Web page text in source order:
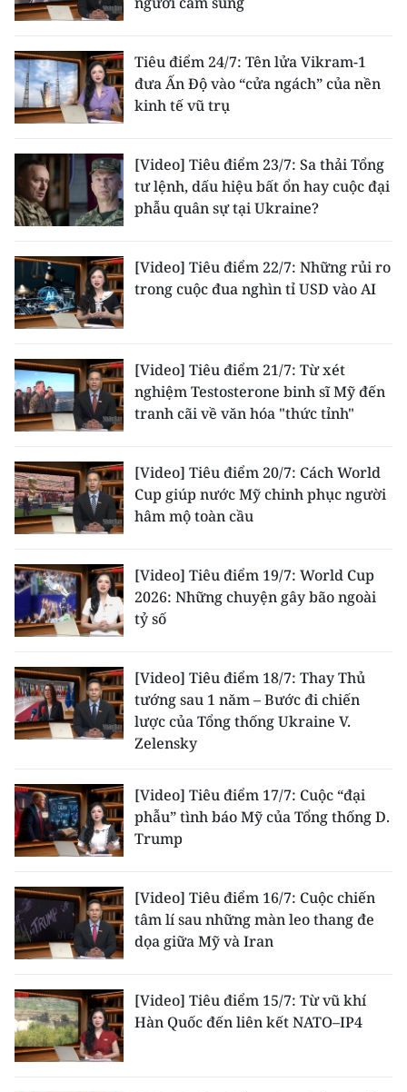
ENGLISH
中文
FRANÇAIS
ESPAÑOL
한국어
Tiêu điểm 24/7: Tên lửa Vikram-1
đưa Ấn Độ vào “cửa ngách” của nền
kinh tế vũ trụ
[Video] Tiêu điểm 23/7: Sa thải Tổng
tư lệnh, dấu hiệu bất ổn hay cuộc đại
phẫu quân sự tại Ukraine?
[Video] Tiêu điểm 22/7: Những rủi ro
trong cuộc đua nghìn tỉ USD vào AI
[Video] Tiêu điểm 21/7: Từ xét
nghiệm Testosterone binh sĩ Mỹ đến
tranh cãi về văn hóa "thức tỉnh"
[Video] Tiêu điểm 20/7: Cách World
Cup giúp nước Mỹ chinh phục người
hâm mộ toàn cầu
[Video] Tiêu điểm 19/7: World Cup
2026: Những chuyện gây bão ngoài
tỷ số
[Video] Tiêu điểm 18/7: Thay Thủ
tướng sau 1 năm – Bước đi chiến
lược của Tổng thống Ukraine V.
Zelensky
[Video] Tiêu điểm 17/7: Cuộc “đại
phẫu” tình báo Mỹ của Tổng thống D.
Trump
[Video] Tiêu điểm 16/7: Cuộc chiến
tâm lí sau những màn leo thang đe
dọa giữa Mỹ và Iran
[Video] Tiêu điểm 15/7: Từ vũ khí
Hàn Quốc đến liên kết NATO–IP4